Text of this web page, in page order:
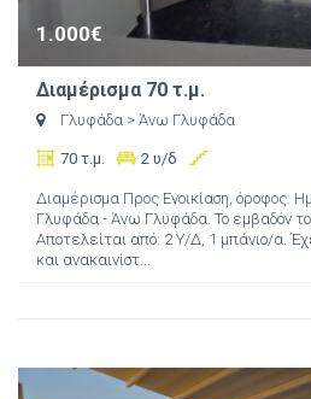
1.000€
Διαμέρισμα 70 τ.μ.
Γλυφάδα > Άνω Γλυφάδα
70 τ.μ. 2 υ/δ
Διαμέρισμα Προς Ενοικίαση, όροφος:
Γλυφάδα - Άνω Γλυφάδα. Το εμβαδόν
Αποτελείται από: 2 Υ/Δ, 1 μπάνιο/α.
και ανακαινίστ...